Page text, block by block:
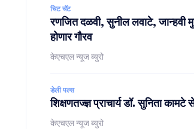
चिट चॅट
रणजित दळवी, सुनील लवाटे, जान्हवी
होणार गौरव
केएचएल न्यूज ब्युरो
डेली पल्स
शिक्षणतज्ज्ञ प्राचार्य डॉ. सुनिता कामटे
केएचएल न्यूज ब्युरो